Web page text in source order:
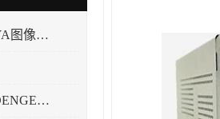
以色列KAYA图像采集卡，数据采集卡
日本SHINDENGEN电磁铁